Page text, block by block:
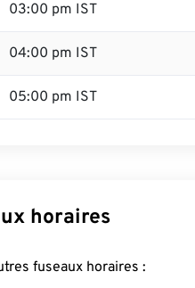
03:00 pm IST
04:00 pm IST
05:00 pm IST
horaires
fuseaux horaires :